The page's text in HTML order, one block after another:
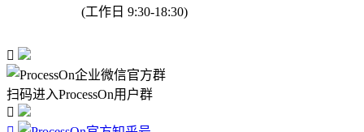
(工作日 9:30-18:30)

扫码进入ProcessOn用户群
